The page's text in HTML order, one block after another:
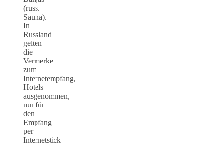
(russ.
Sauna).
In
Russland
gelten
die
Vermerke
zum
Internetempfang,
Hotels
ausgenommen,
nur für
den
Empfang
per
Internetstick